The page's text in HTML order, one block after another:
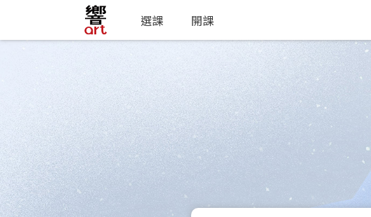
選課 開課